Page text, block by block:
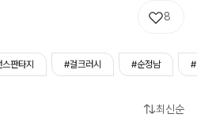
8
판타지 #걸크러시 #순정남 #
최신순